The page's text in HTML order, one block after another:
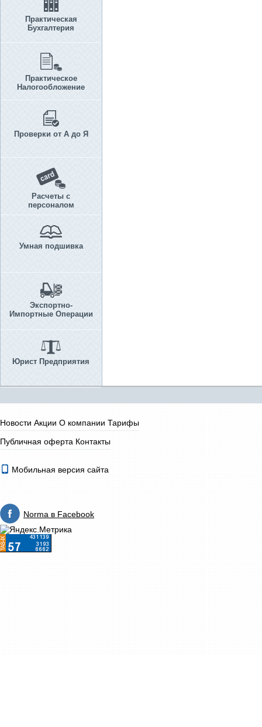
Практическая
Бухгалтерия
Практическое
Налогообложение
Проверки от А до Я
Расчеты с
персоналом
Умная подшивка
Экспортно-
Импортные Операции
Юрист Предприятия
Новости Акции О компании Тарифы
Публичная оферта Контакты
Мобильная версия сайта
Norma в Facebook